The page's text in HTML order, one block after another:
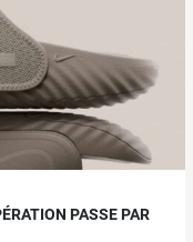
PASSE PAR